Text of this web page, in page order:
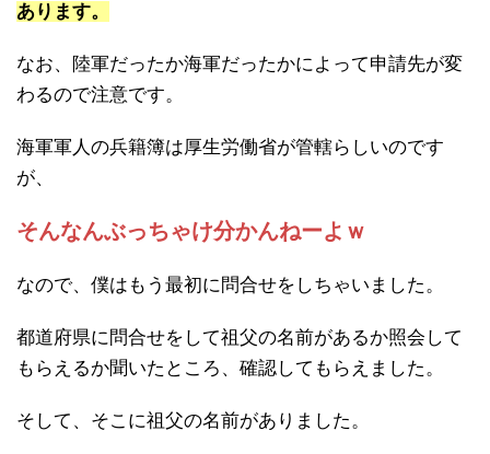
あります。
なお、陸軍だったか海軍だったかによって申請先が変
わるので注意です。
海軍軍人の兵籍簿は厚生労働省が管轄らしいのです
が、
そんなんぶっちゃけ分かんねーよｗ
なので、僕はもう最初に問合せをしちゃいました。
都道府県に問合せをして祖父の名前があるか照会して
もらえるか聞いたところ、確認してもらえました。
そして、そこに祖父の名前がありました。